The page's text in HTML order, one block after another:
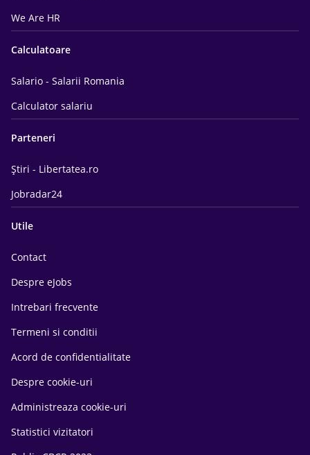
We Are HR
Calculatoare
Salario - Salarii Romania
Calculator salariu
Parteneri
Știri - Libertatea.ro
Jobradar24
Utile
Contact
Despre eJobs
Intrebari frecvente
Termeni si conditii
Acord de confidentialitate
Despre cookie-uri
Administreaza cookie-uri
Statistici vizitatori